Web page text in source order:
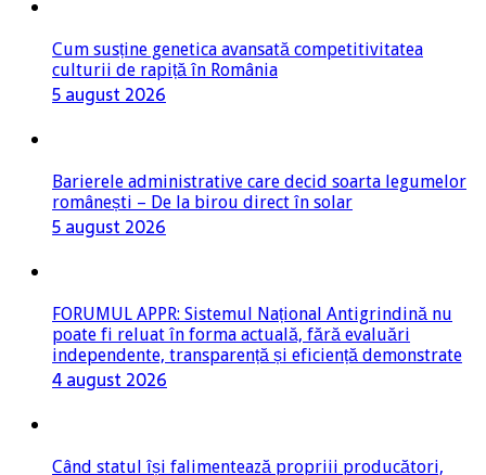
Cum susține genetica avansată competitivitatea
culturii de rapiță în România
5 august 2026
Barierele administrative care decid soarta legumelor
românești – De la birou direct în solar
5 august 2026
FORUMUL APPR: Sistemul Național Antigrindină nu
poate fi reluat în forma actuală, fără evaluări
independente, transparență și eficiență demonstrate
4 august 2026
Când statul își falimentează propriii producători,